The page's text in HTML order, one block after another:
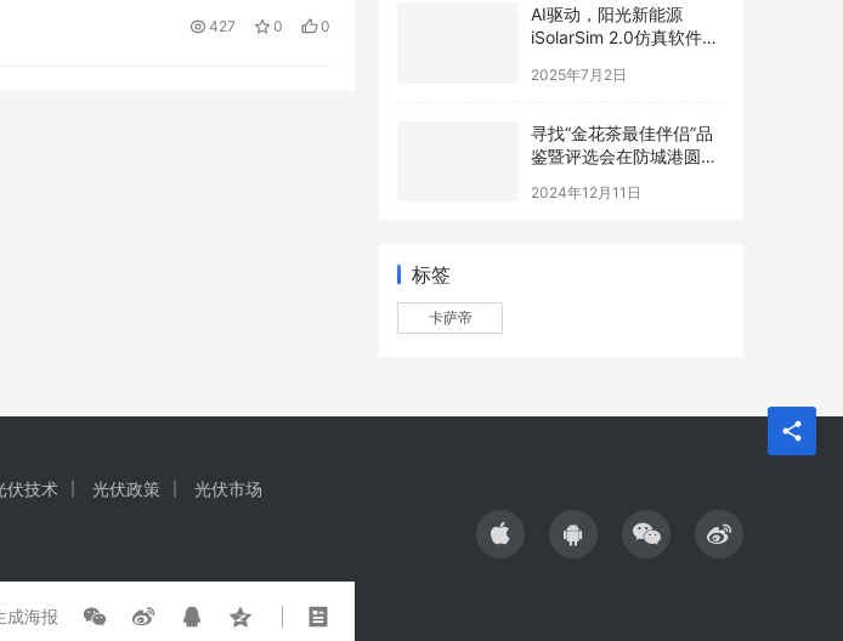
成海报
过3000万网友在线围观“捕鱼现
427 0 0
AI驱动，阳光新能源
iSolarSim 2.0仿真软件引
2025年7月2日
寻找“金花茶最佳伴侣”品
鉴暨评选会在防城港圆满
2024年12月11日
标签
卡萨帝
伏技术 光伏政策
光伏市场